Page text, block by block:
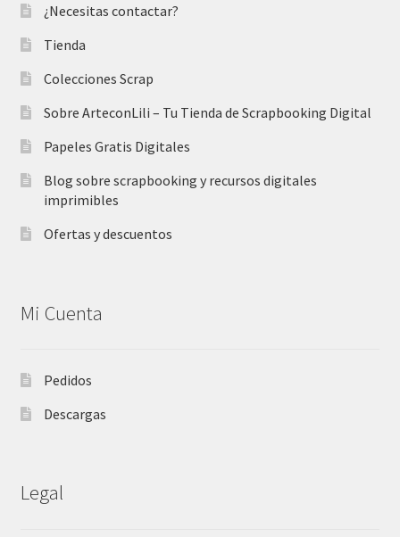
¿Necesitas contactar?
Tienda
Colecciones Scrap
Sobre ArteconLili – Tu Tienda de Scrapbooking Digital
Papeles Gratis Digitales
Blog sobre scrapbooking y recursos digitales
imprimibles
Ofertas y descuentos
Mi Cuenta
Pedidos
Descargas
Legal